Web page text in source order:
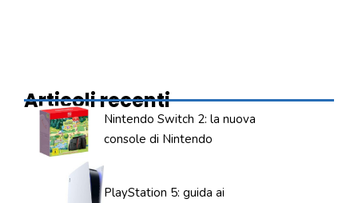
Articoli recenti
Nintendo Switch 2: la nuova
console di Nintendo
PlayStation 5: guida ai